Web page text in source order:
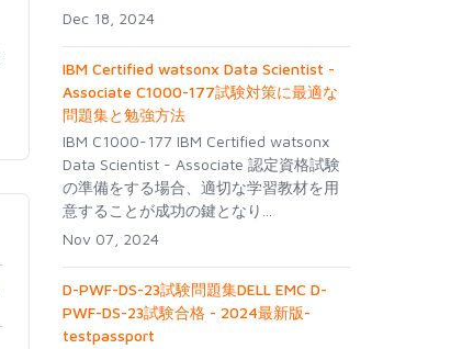
Dec 18, 2024
IBM Certified watsonx Data Scientist -
Associate C1000-177試験対策に最適な
問題集と勉強方法
IBM C1000-177 IBM Certified watsonx
Data Scientist - Associate 認定資格試験
の準備をする場合、適切な学習教材を用
意することが成功の鍵となり...
Nov 07, 2024
D-PWF-DS-23試験問題集DELL EMC D-
PWF-DS-23試験合格 - 2024最新版-
testpassport